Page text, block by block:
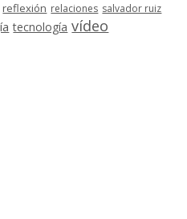
reflexión relaciones salvador ruiz
tecnología vídeo